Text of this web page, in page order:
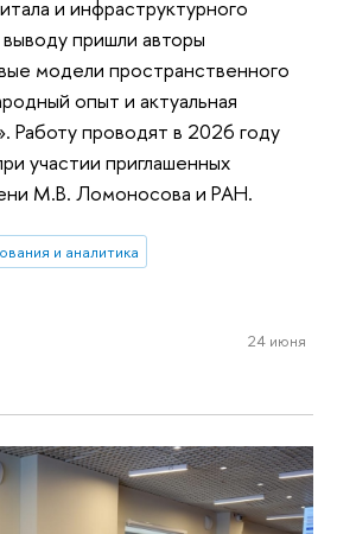
и инфраструктурного
пришли авторы
модели пространственного
опыт и актуальная
Работу проводят в 2026 году
участии приглашенных
М.В. Ломоносова и РАН.
и аналитика
24 июня